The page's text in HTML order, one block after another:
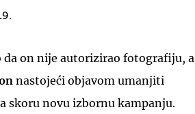
on nije autorizirao fotografiju, a
nastojeći objavom umanjiti
skoru novu izbornu kampanju.